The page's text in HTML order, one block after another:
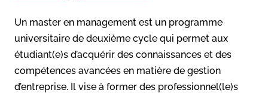
Un master en management est un programme
universitaire de deuxième cycle qui permet aux
étudiant(e)s d’acquérir des connaissances et des
compétences avancées en matière de gestion
d’entreprise. Il vise à former des professionnel(le)s